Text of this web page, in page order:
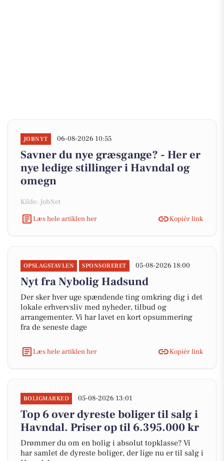
JOBNYT 06-08-2026 10:55
Savner du nye græsgange? - Her er
nye ledige stillinger i Havndal og
omegn
Kilde: JobNet
Læs hele artiklen her
Kopiér link
OPSLAGSTAVLEN SPONSORERET 05-08-2026 18:00
Nyt fra Nybolig Hadsund
Der sker hver uge spændende ting omkring dig i det
lokale erhvervsliv med nyheder, tilbud og
arrangementer. Vi har lavet en kort opsummering
fra de seneste dage
Læs hele artiklen her Kopiér link
BOLIGMARKED 05-08-2026 13:01
Top 6 over dyreste boliger til salg i
Havndal. Priser op til 6.395.000 kr
Drømmer du om en bolig i absolut topklasse? Vi
har samlet de dyreste boliger, der lige nu er til salg i